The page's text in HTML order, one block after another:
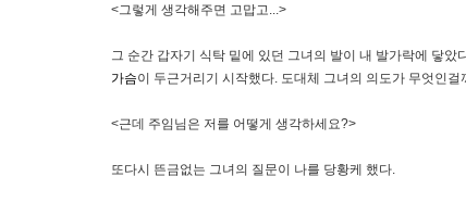
<그렇게 생각해주면 고맙고...>
그 순간 갑자기 식탁 밑에 있던 그녀의 발이 내 발가락에 닿
가슴이 두근거리기 시작했다. 도대체 그녀의 의도가 무엇인
<근데 주임님은 저를 어떻게 생각하세요?>
또다시 뜬금없는 그녀의 질문이 나를 당황케 했다.